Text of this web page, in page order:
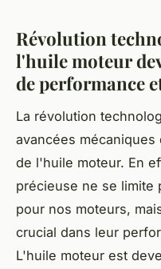
Révolution
l'huile moteur
de performance
La révolution
avancées
de l'huile moteur. En
précieuse ne se limite
pour nos moteurs,
crucial dans leur
L'huile moteur est